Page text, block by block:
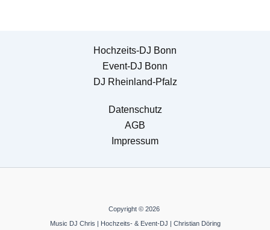
Hochzeits-DJ Bonn
Event-DJ Bonn
DJ Rheinland-Pfalz
Datenschutz
AGB
Impressum
Copyright © 2026
Music DJ Chris | Hochzeits- & Event-DJ | Christian Döring